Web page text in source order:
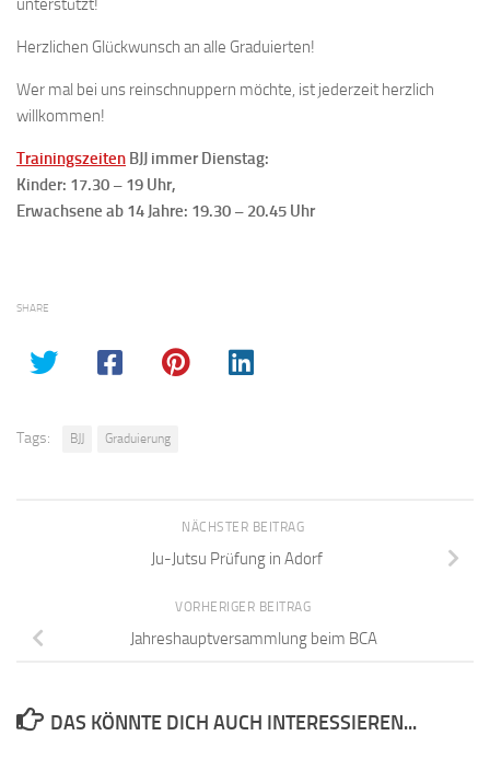
unterstützt!
Herzlichen Glückwunsch an alle Graduierten!
Wer mal bei uns reinschnuppern möchte, ist jederzeit herzlich
willkommen!
Trainingszeiten BJJ immer Dienstag:
Kinder: 17.30 – 19 Uhr,
Erwachsene ab 14 Jahre: 19.30 – 20.45 Uhr
SHARE
Tags: BJJ Graduierung
NÄCHSTER BEITRAG
Ju-Jutsu Prüfung in Adorf
VORHERIGER BEITRAG
Jahreshauptversammlung beim BCA
DAS KÖNNTE DICH AUCH INTERESSIEREN...